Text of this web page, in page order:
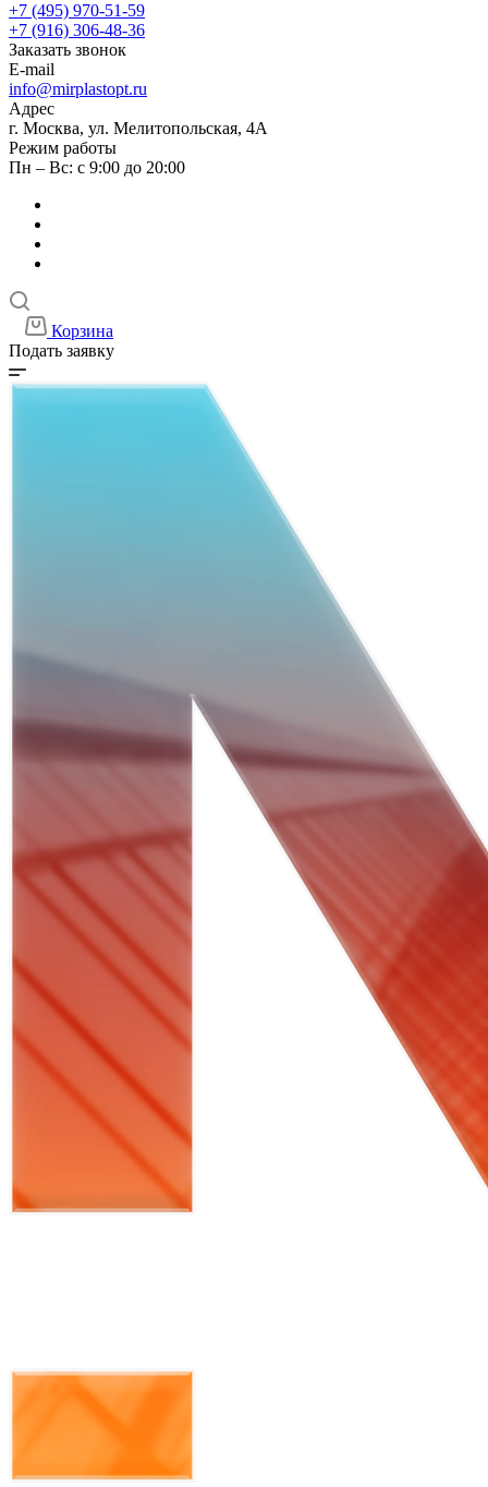
+7 (495) 970-51-59
+7 (916) 306-48-36
Заказать звонок
E-mail
info@mirplastopt.ru
Адрес
г. Москва, ул. Мелитопольская, 4А
Режим работы
Пн – Вс: с 9:00 до 20:00
Корзина
Подать заявку